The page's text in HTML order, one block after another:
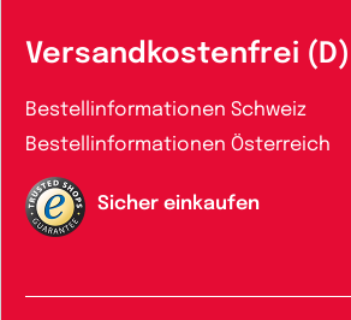
Versandkostenfrei (D)
Bestellinformationen Schweiz
Bestellinformationen Österreich
Sicher einkaufen